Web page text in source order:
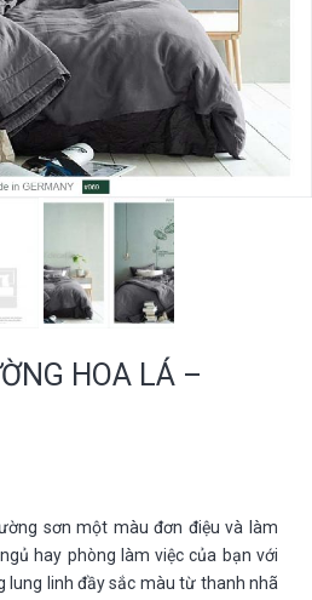
HOA LÁ –
sơn một màu đơn điệu và làm
hay phòng làm việc của bạn với
lung linh đầy sắc màu từ thanh nhã